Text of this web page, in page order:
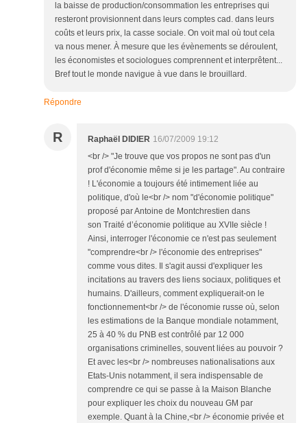
la baisse de production/consommation les entreprises qui
resteront provisionnent dans leurs comptes cad. dans leurs
coûts et leurs prix, la casse sociale. On voit mal où tout cela
va nous mener. À mesure que les évènements se déroulent,
les économistes et sociologues comprennent et interprêtent...
Bref tout le monde navigue à vue dans le brouillard.
Répondre
R Raphaël DIDIER 16/07/2009 19:12
<br /> "Je trouve que vos propos ne sont pas d'un
prof d'économie même si je les partage". Au contraire
! L'économie a toujours été intimement liée au
politique, d'où le<br /> nom "d'économie politique"
proposé par Antoine de Montchrestien dans
son Traité d’économie politique au XVIIe siècle !
Ainsi, interroger l'économie ce n'est pas seulement
"comprendre<br /> l'économie des entreprises"
comme vous dites. Il s'agit aussi d'expliquer les
incitations au travers des liens sociaux, politiques et
humains. D'ailleurs, comment expliquerait-on le
fonctionnement<br /> de l'économie russe où, selon
les estimations de la Banque mondiale notamment,
25 à 40 % du PNB est contrôlé par 12 000
organisations criminelles, souvent liées au pouvoir ?
Et avec les<br /> nombreuses nationalisations aux
Etats-Unis notamment, il sera indispensable de
comprendre ce qui se passe à la Maison Blanche
pour expliquer les choix du nouveau GM par
exemple. Quant à la Chine,<br /> économie privée et